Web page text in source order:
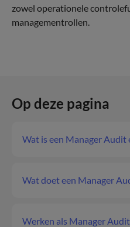
zowel operationele
managementrollen.
Op deze pagina
Wat is een Manager Audit
Wat doet een Manager
Werken als Manager